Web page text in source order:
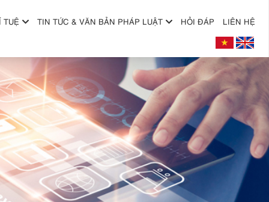
+
+
+
TUỆ TIN TỨC & VĂN BẢN PHÁP LUẬT HỎI ĐÁP LIÊN HỆ